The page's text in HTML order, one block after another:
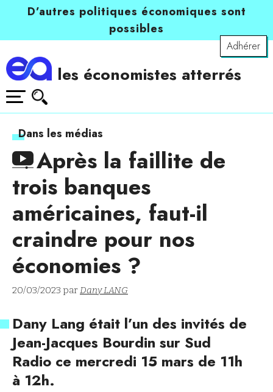
D’autres politiques économiques sont
possibles
Adhérer
les économistes atterrés
Dans les médias
Après la faillite de
trois banques
américaines, faut-il
craindre pour nos
économies ?
20/03/2023 parDany LANG
Dany Lang était l’un des invités de
Jean-Jacques Bourdin sur Sud
Radio ce mercredi 15 mars de 11h
à 12h.